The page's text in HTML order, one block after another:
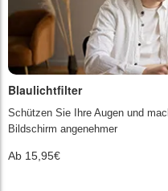
Blaulichtfilter
Schützen Sie Ihre Augen und
Bildschirm angenehmer
Ab 15,95€